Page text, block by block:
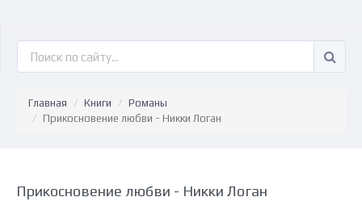
Главная Книги
Романы
Прикосновение любви - Никки Логан
Прикосновение любви - Никки Логан